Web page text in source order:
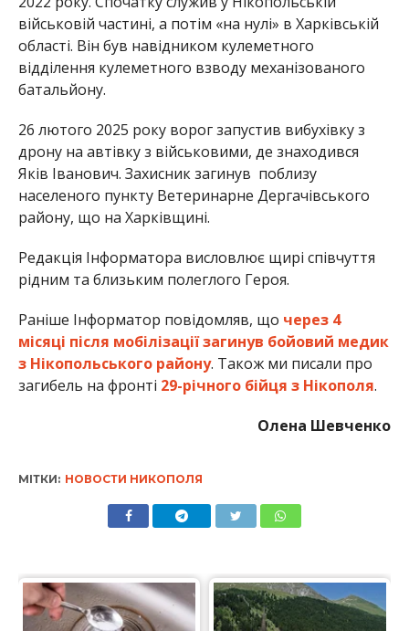
військовій частині, а потім «на нулі» в Харківській
області. Він був навідником кулеметного
відділення кулеметного взводу механізованого
батальйону.
26 лютого 2025 року ворог запустив вибухівку з
дрону на автівку з військовими, де знаходився
Яків Іванович. Захисник загинув поблизу
населеного пункту Ветеринарне Дергачівського
району, що на Харківщині.
Редакція Інформатора висловлює щирі співчуття
рідним та близьким полеглого Героя.
Раніше Інформатор повідомляв, що через 4
місяці після мобілізації загинув бойовий медик
з Нікопольського району. Також ми писали про
загибель на фронті 29-річного бійця з Нікополя.
Олена Шевченко
МІТКИ: НОВОСТИ НИКОПОЛЯ